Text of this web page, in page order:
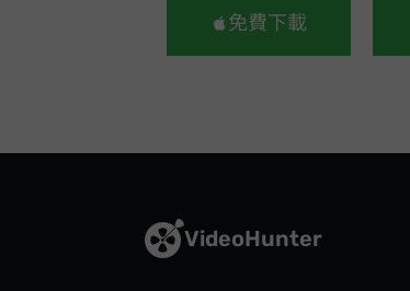
免費下載
VideoHunter